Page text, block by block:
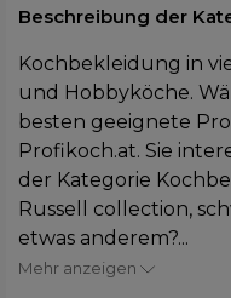
Beschreibung der
Kochbekleidung in
und Hobbyköche.
besten geeignete
Profikoch.at. Sie
der Kategorie
Russell collection,
etwas anderem?...
Mehr anzeigen